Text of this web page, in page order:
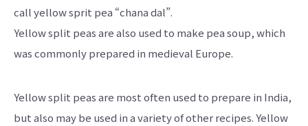
call yellow sprit pea “chana dal”.
Yellow split peas are also used to make pea soup, which
was commonly prepared in medieval Europe.
Yellow split peas are most often used to prepare in India,
but also may be used in a variety of other recipes. Yellow